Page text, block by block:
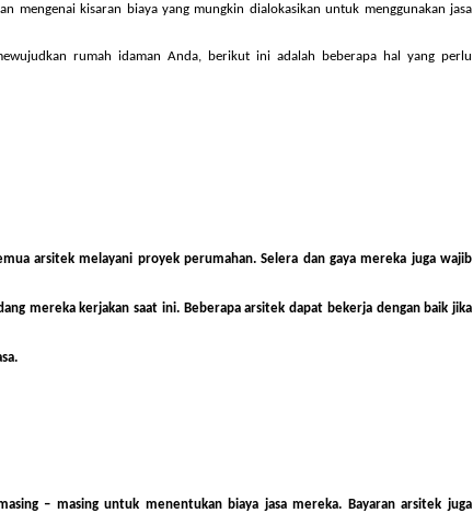
mengenai kisaran biaya yang mungkin dialokasikan untuk menggunakan jasa
rumah idaman Anda, berikut ini adalah beberapa hal yang perlu
arsitek melayani proyek perumahan. Selera dan gaya mereka juga wajib
mereka kerjakan saat ini. Beberapa arsitek dapat bekerja dengan baik jika
– masing untuk menentukan biaya jasa mereka. Bayaran arsitek juga